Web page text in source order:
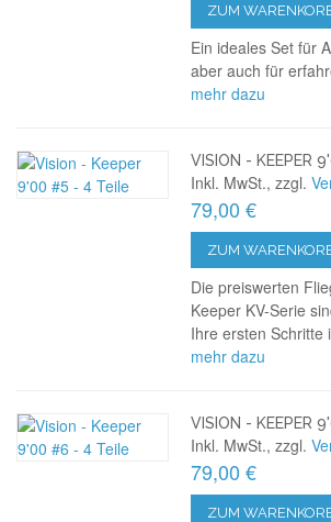
ZUM
Ein ideales Set für
aber auch für
mehr dazu
VISION - KEEPER
Inkl. MwSt., zzgl.
79,00 €
ZUM
Die preiswerten
Keeper KV-Serie
Ihre ersten Schritte
mehr dazu
VISION - KEEPER
Inkl. MwSt., zzgl.
79,00 €
ZUM